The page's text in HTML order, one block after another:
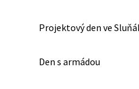
Projektový den ve
Den s armádou